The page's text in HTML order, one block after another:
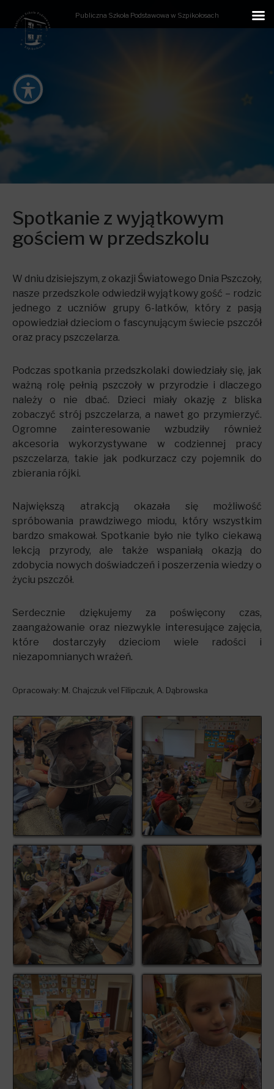
Publiczna Szkoła Podstawowa w Szpikołosach
Spotkanie z wyjątkowym
gościem w przedszkolu
W dniu dzisiejszym, z okazji Światowego Dnia Pszczoły,
nasze przedszkole odwiedził wyjątkowy gość – rodzic
jednego z uczniów grupy 6-latków, który z pasją
opowiedział dzieciom o fascynującym świecie pszczół
oraz pracy pszczelarza.
Podczas spotkania przedszkolaki dowiedziały się, jak
ważną rolę pełnią pszczoły w przyrodzie i dlaczego
należy o nie dbać. Dzieci miały okazję z bliska
zobaczyć strój pszczelarza, a nawet go przymierzyć.
Ogromne zainteresowanie wzbudziły również
akcesoria wykorzystywane w codziennej pracy
pszczelarza, takie jak podkurzacz czy pojemnik do
zbierania rójki.
Największą atrakcją okazała się możliwość
spróbowania prawdziwego miodu, który wszystkim
bardzo smakował. Spotkanie było nie tylko ciekawą
lekcją przyrody, ale także wspaniałą okazją do
zdobycia nowych doświadczeń i poszerzenia wiedzy o
życiu pszczół.
Serdecznie dziękujemy za poświęcony czas,
zaangażowanie oraz niezwykle interesujące zajęcia,
które dostarczyły dzieciom wiele radości i
niezapomnianych wrażeń.
Opracowały: M. Chajczuk vel Filipczuk, A. Dąbrowska